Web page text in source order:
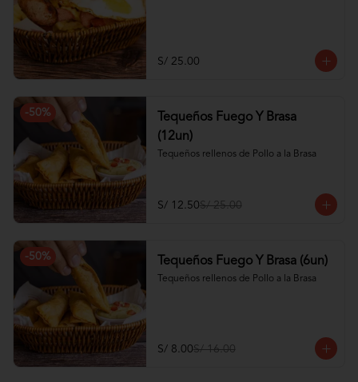
S/ 25.00
-50%
Tequeños Fuego Y Brasa
(12un)
Tequeños rellenos de Pollo a la Brasa
S/ 12.50S/ 25.00
-50% Tequeños Fuego Y Brasa (6un)
Tequeños rellenos de Pollo a la Brasa
S/ 8.00S/ 16.00